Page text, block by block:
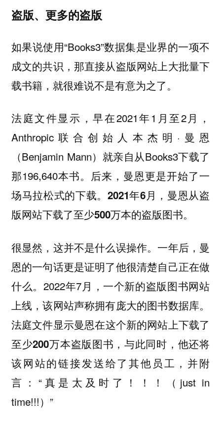
盗版、更多的盗版
如果说使用“Books3”数据集是业界的一项不
成文的共识，那直接从盗版网站上大批量下
载书籍，就很难说不是有意为之了。
法庭文件显示，早在2021年1月至2月，
Anthropic联合创始人本杰明·曼恩
（Benjamin Mann）就亲自从Books3下载了
那196,640本书。后来，曼恩更是开始了一
场马拉松式的下载。 2021年6月，曼恩从盗
版网站下载了至少500万本的盗版图书。
很显然，这并不是什么误操作。一年后，曼
恩的一句话更是证明了他很清楚自己正在做
什么。2022年7月，一个新的盗版图书网站
上线，该网站声称拥有庞大的图书数据库。
法庭文件显示曼恩在这个新的网站上下载了
至少200万本盗版图书 ，与此同时，他还将
该网站的链接发送给了其他员工，并附
言：“真是太及时了！！！（just in
time!!!）”